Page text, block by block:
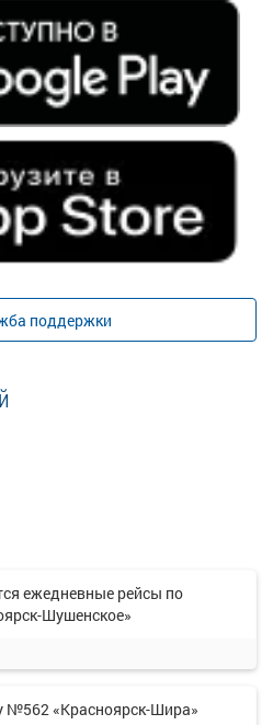
поддержки
ежедневные рейсы по
Шушенское»
«Красноярск-Шира»